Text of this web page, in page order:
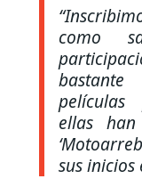
como
películas
ellas
sus inicios